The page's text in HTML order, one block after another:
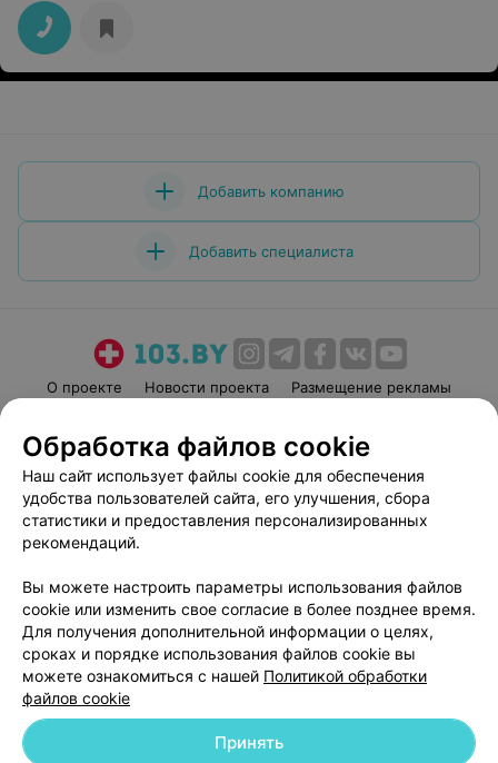
Добавить компанию
Добавить специалиста
О проекте Новости проекта
Размещение рекламы
Пользовательское соглашение
Способы оплаты
Вакансии
Партнеры
Написать руководителю 103.by
Обработка персональных данных
© 2026 ООО «Артокс Лаб», УНП 191700409 | 220012, Республика Беларусь,
Обработка файлов cookie
Наш сайт использует файлы cookie для обеспечения
удобства пользователей сайта, его улучшения, сбора
статистики и предоставления персонализированных
рекомендаций.
Вы можете настроить параметры использования файлов
cookie или изменить свое согласие в более позднее время.
Для получения дополнительной информации о целях,
сроках и порядке использования файлов cookie вы
можете ознакомиться с нашей Политикой обработки
файлов cookie
Принять